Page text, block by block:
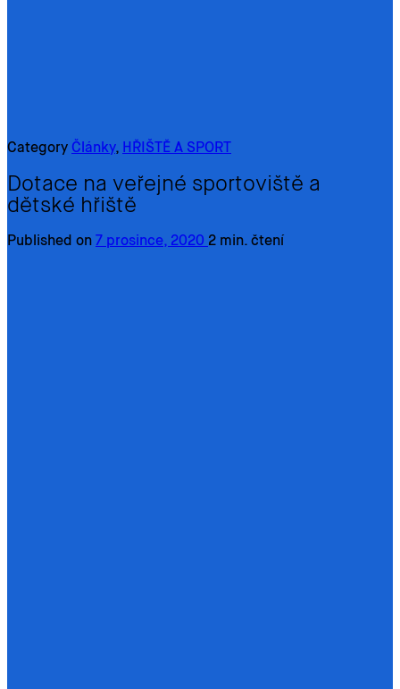
Category Články, HŘIŠTĚ A SPORT
Dotace na veřejné sportoviště a
dětské hřiště
Published on 7 prosince, 2020 2 min. čtení